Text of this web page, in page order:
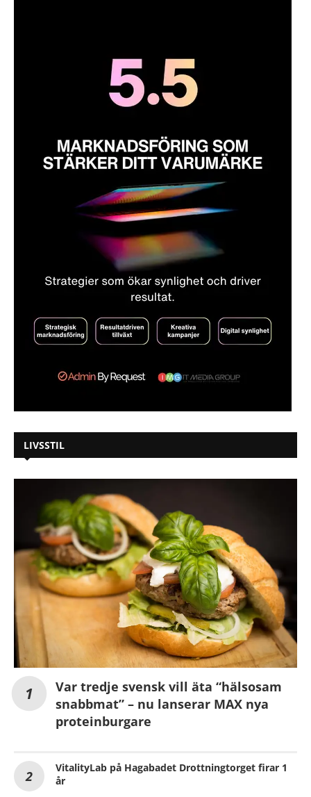
LIVSSTIL
Var tredje svensk vill äta “hälsosam
snabbmat” – nu lanserar MAX nya
proteinburgare
VitalityLab på Hagabadet Drottningtorget firar 1
år